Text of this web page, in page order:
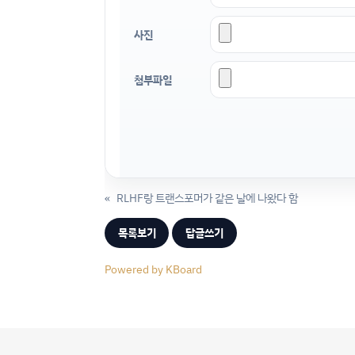
사진
첨부파일
« RLHF랑 트랜스포머가 같은 날에 나왔다 함
목록보기 답글쓰기
Powered by KBoard